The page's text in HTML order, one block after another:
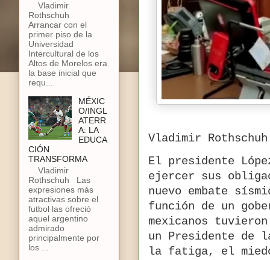
Vladimir
El presidente
ejercer sus
nuevo embate
función de un
mexicanos
un Presidente de
la fatiga, el
Vladimir
Rothschuh
Arrancar con el
primer piso de la
Universidad
Intercultural de los
Altos de Morelos era
la base inicial que
requ...
MÉXIC
O/INGL
ATERR
A: LA
EDUCA
CIÓN
TRANSFORMA
Vladimir
Rothschuh Las
expresiones más
atractivas sobre el
futbol las ofreció
aquel argentino
admirado
principalmente por
los ...